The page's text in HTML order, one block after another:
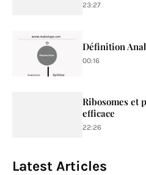
23:27
Définition
00:16
Ribosomes et
efficace
22:26
Latest Articles